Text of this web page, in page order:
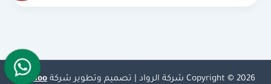
Copyright © 2026 شركة الرواد | تصميم وتطوير شركة Olymoo